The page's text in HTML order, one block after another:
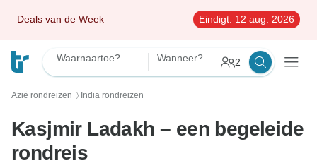
Deals van de Week Eindigt: 12 aug. 2026
Waarnaartoe? Wanneer? 2
Azië rondreizen 〉 India rondreizen
Kasjmir Ladakh – een begeleide
rondreis